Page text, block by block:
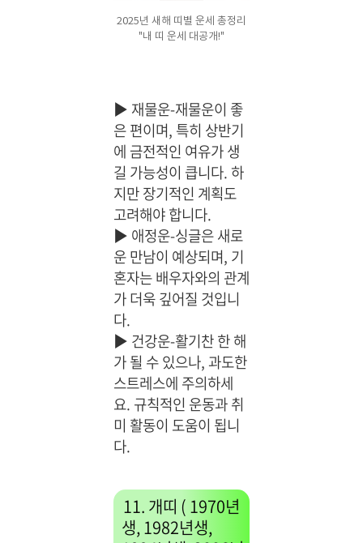
2025년 새해 띠별 운세 총정리
"내 띠 운세 대공개!"
▶ 재물운-재물운이 좋
은 편이며, 특히 상반기
에 금전적인 여유가 생
길 가능성이 큽니다. 하
지만 장기적인 계획도
고려해야 합니다.
▶ 애정운-싱글은 새로
운 만남이 예상되며, 기
혼자는 배우자와의 관계
가 더욱 깊어질 것입니
다.
▶ 건강운-활기찬 한 해
가 될 수 있으나, 과도한
스트레스에 주의하세
요. 규칙적인 운동과 취
미 활동이 도움이 됩니
다.
11. 개띠 ( 1970년
생, 1982년생,